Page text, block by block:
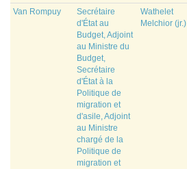
Van Rompuy
Secrétaire
d'État au
Budget, Adjoint
au Ministre du
Budget,
Secrétaire
d'État à la
Politique de
migration et
d'asile, Adjoint
au Ministre
chargé de la
Politique de
migration et
Wathelet
Melchior (jr.)